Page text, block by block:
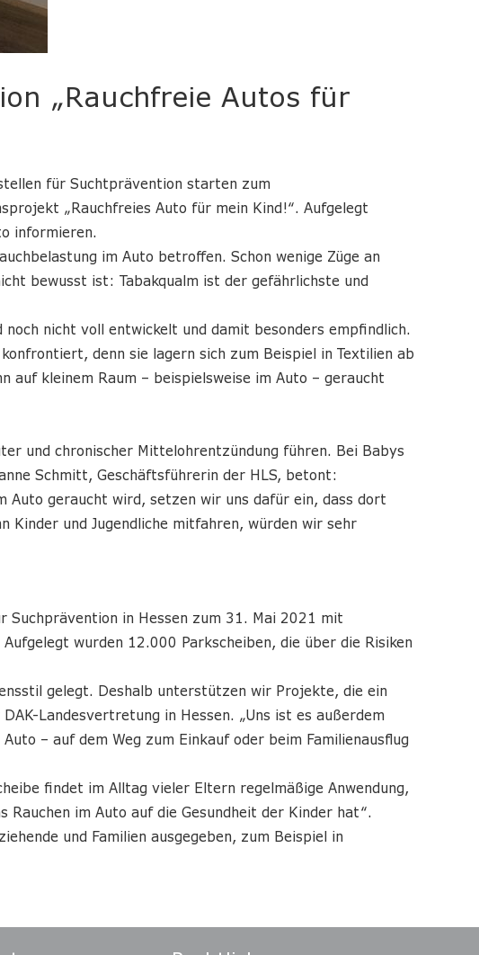
„Rauchfreie Autos für
für Suchtprävention starten zum
„Rauchfreies Auto für mein Kind!“. Aufgelegt
informieren.
im Auto betroffen. Schon wenige Züge an
bewusst ist: Tabakqualm ist der gefährlichste und
nicht voll entwickelt und damit besonders empfindlich.
denn sie lagern sich zum Beispiel in Textilien ab
auf kleinem Raum – beispielsweise im Auto – geraucht
und chronischer Mittelohrentzündung führen. Bei Babys
Schmitt, Geschäftsführerin der HLS, betont:
Auto geraucht wird, setzen wir uns dafür ein, dass dort
Kinder und Jugendliche mitfahren, würden wir sehr
Suchprävention in Hessen zum 31. Mai 2021 mit
wurden 12.000 Parkscheiben, die über die Risiken
gelegt. Deshalb unterstützen wir Projekte, die ein
Landesvertretung in Hessen. „Uns ist es außerdem
– auf dem Weg zum Einkauf oder beim Familienausflug
findet im Alltag vieler Eltern regelmäßige Anwendung,
im Auto auf die Gesundheit der Kinder hat“.
und Familien ausgegeben, zum Beispiel in